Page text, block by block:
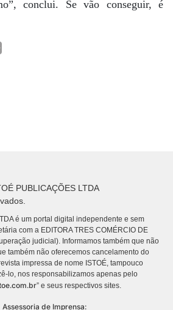
conclui. Se vão conseguir, é
PUBLICAÇÕES LTDA
é um portal digital independente e sem
com a EDITORA TRES COMÉRCIO DE
judicial). Informamos também que não
também não oferecemos cancelamento do
impressa de nome ISTOÉ, tampouco
lo, nos responsabilizamos apenas pelo
” e seus respectivos sites.
Assessoria de Imprensa: